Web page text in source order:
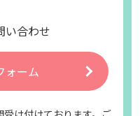
い合わせ
ォーム